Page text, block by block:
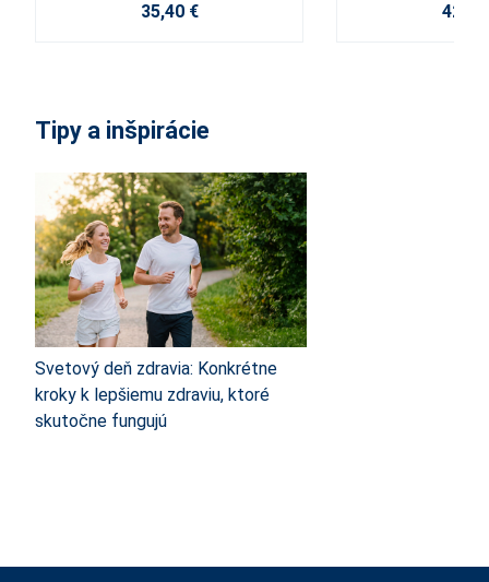
35,40 € 42,80
Tipy a inšpirácie
Svetový deň zdravia: Konkrétne
kroky k lepšiemu zdraviu, ktoré
skutočne fungujú